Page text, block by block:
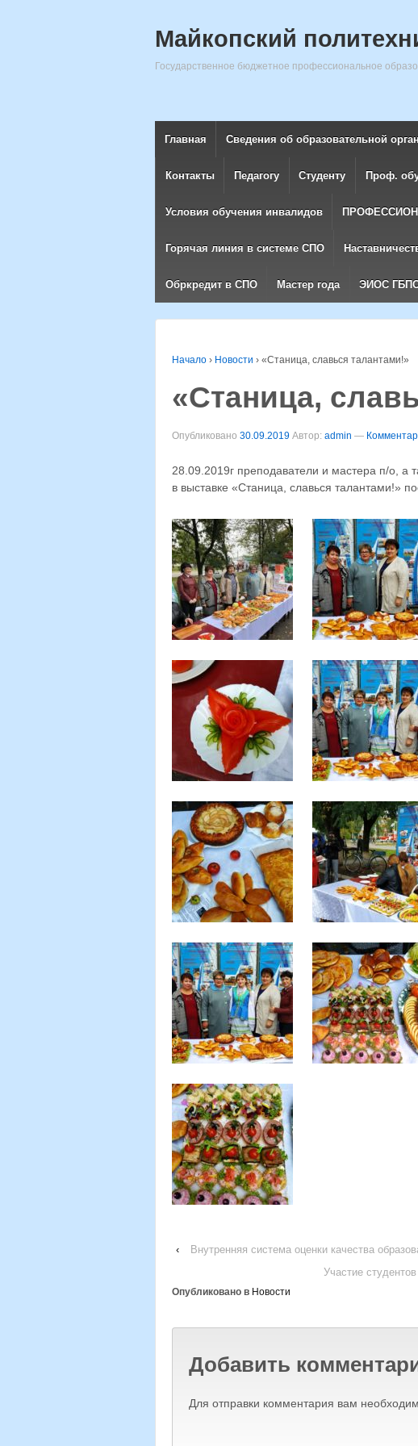
Майкопский
Государственное бюджетное профессиональное
Главная Сведения об образовательной
Контакты Педагогу Студенту Проф.
Условия обучения инвалидов
Горячая линия в системе СПО
Обркредит в СПО Мастер года ЭИОС
Начало › Новости › «Станица, славься талантами!»
«Станица,
Опубликовано 30.09.2019 Автор: admin —
28.09.2019г преподаватели и мастера п/о, а
в выставке «Станица, славься талантами!»
‹
Внутренняя система оценки качества
Участие
Опубликовано в Новости
Добавить
Для отправки комментария вам